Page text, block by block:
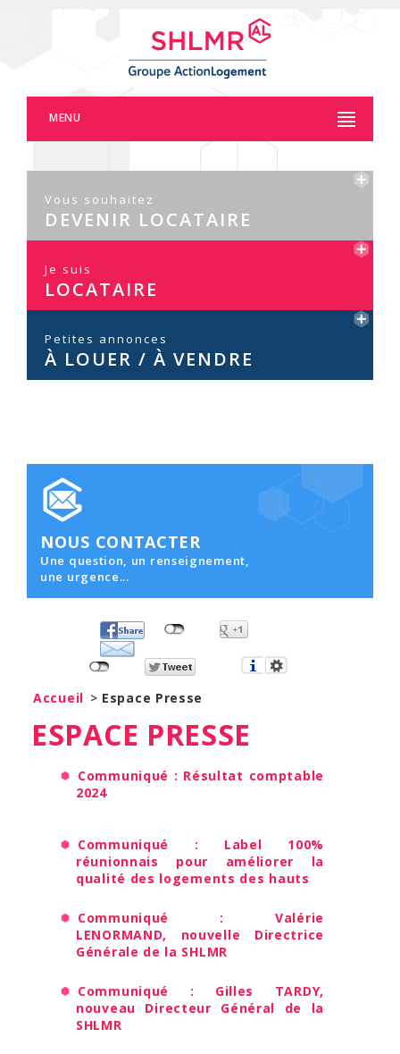
MENU
Vous souhaitez
DEVENIR LOCATAIRE
Je suis
LOCATAIRE
Petites annonces
À LOUER / À VENDRE
NOUS CONTACTER
Une question, un renseignement,
une urgence...
Accueil > Espace Presse
ESPACE PRESSE
Communiqué : Résultat comptable
2024
Communiqué : Label 100%
réunionnais pour améliorer la
qualité des logements des hauts
Communiqué : Valérie
LENORMAND, nouvelle Directrice
Générale de la SHLMR
Communiqué : Gilles TARDY,
nouveau Directeur Général de la
SHLMR